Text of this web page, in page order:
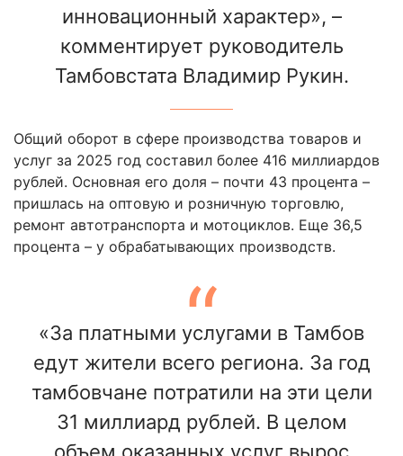
инновационный характер», –
комментирует руководитель
Тамбовстата Владимир Рукин.
Общий оборот в сфере производства товаров и
услуг за 2025 год составил более 416 миллиардов
рублей. Основная его доля – почти 43 процента –
пришлась на оптовую и розничную торговлю,
ремонт автотранспорта и мотоциклов. Еще 36,5
процента – у обрабатывающих производств.
«За платными услугами в Тамбов
едут жители всего региона. За год
тамбовчане потратили на эти цели
31 миллиард рублей. В целом
объем оказанных услуг вырос